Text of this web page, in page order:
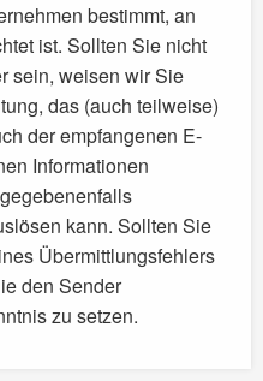
bestimmt, an
ist. Sollten Sie nicht
sein, weisen wir Sie
das (auch teilweise)
der empfangenen E-
Informationen
kann. Sollten Sie
Übermittlungsfehlers
den Sender
zu setzen.